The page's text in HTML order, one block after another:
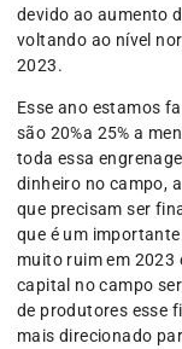
devido ao aumento
voltando ao nível
2023.
Esse ano estamos
são 20%a 25% a
toda essa
dinheiro no campo,
que precisam ser
que é um
muito ruim em 2023
capital no campo
de produtores esse
mais direcionado